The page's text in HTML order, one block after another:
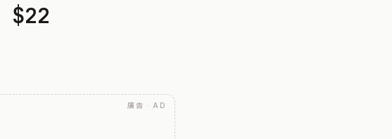
$22
廣告 · AD